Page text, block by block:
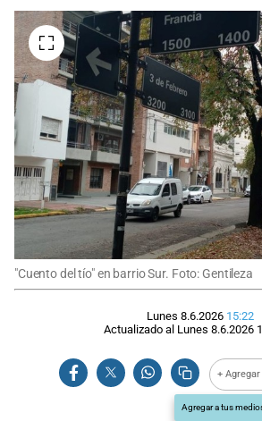
"Cuento del tío" en barrio Sur. Foto: Gentileza
Lunes 8.6.2026 15:22
Actualizado al Lunes 8.6.2026
+
Agregar a tus